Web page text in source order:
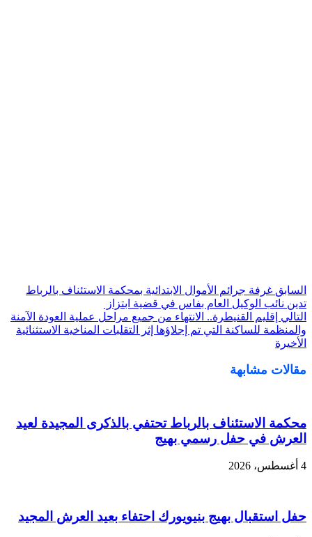
السابق غرفة جرائم الأموال الابتدائية بمحكمة الاستئناف بالرباط
تدين نائب الوكيل العام بفاس في قضية ابتزاز
التالي إقليم القنيطرة.. الانتهاء من جميع مراحل عملية العودة الآمنة
والمنظمة للساكنة التي تم إجلاؤها إثر التقلبات المناخية الاستثنائية
الأخيرة
مقالات مشابهة
محكمة الاستئناف بالرباط تحتفي بالذكرى المجيدة لعيد
العرش في حفل رسمي بهيج
4 أغسطس، 2026
حفل استقبال بهيج بنيويورك احتفاء بعيد العرش المجيد